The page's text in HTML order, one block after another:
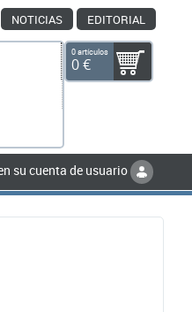
NOTICIAS EDITORIAL
0 artículos
0 €
su cuenta de usuario